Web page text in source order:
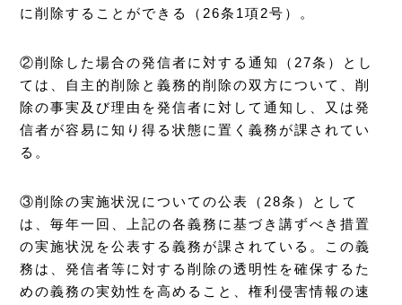
に削除することができる（26条1項2号）。
②削除した場合の発信者に対する通知（27条）とし
ては、自主的削除と義務的削除の双方について、削
除の事実及び理由を発信者に対して通知し、又は発
信者が容易に知り得る状態に置く義務が課されてい
る。
③削除の実施状況についての公表（28条）として
は、毎年一回、上記の各義務に基づき講ずべき措置
の実施状況を公表する義務が課されている。この義
務は、発信者等に対する削除の透明性を確保するた
めの義務の実効性を高めること、権利侵害情報の速